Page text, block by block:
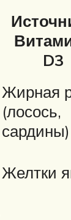
D3
Жирная
(лосось,
сардины)
Желтки